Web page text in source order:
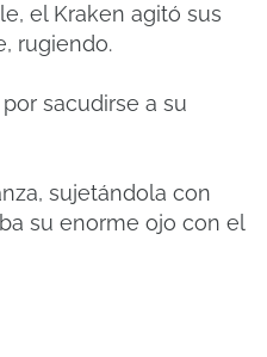
el Kraken agitó sus
rugiendo.
sacudirse a su
sujetándola con
su enorme ojo con el